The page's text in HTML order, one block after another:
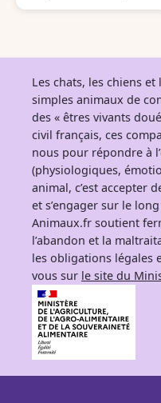
France
Les chats, les chiens
simples animaux de
des « êtres vivants
civil français, ces
nous pour répondre à
(physiologiques,
animal, c’est accepter
et s’engager sur le
Animaux.fr soutient
l’abandon et la
les obligations légales
vous sur le site du